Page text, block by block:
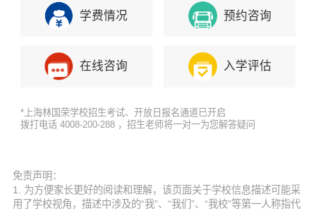
学费情况 预约咨询
在线咨询 入学评估
*上海林国荣学校招生考试、开放日报名通道已开启
拨打电话 4008-200-288 ，招生老师将一对一为您解答疑问
免责声明：
1. 为方便家长更好的阅读和理解，该页面关于学校信息描述可能采
用了学校视角，描述中涉及的“我”、“我们”、“我校”等第一人称指代